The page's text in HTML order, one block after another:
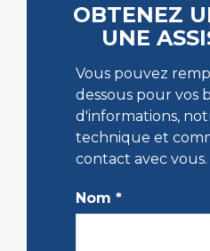
OBTENEZ
UNE
Vous pouvez
dessous pour vos
d'informations,
technique et
contact avec vous.
Nom *